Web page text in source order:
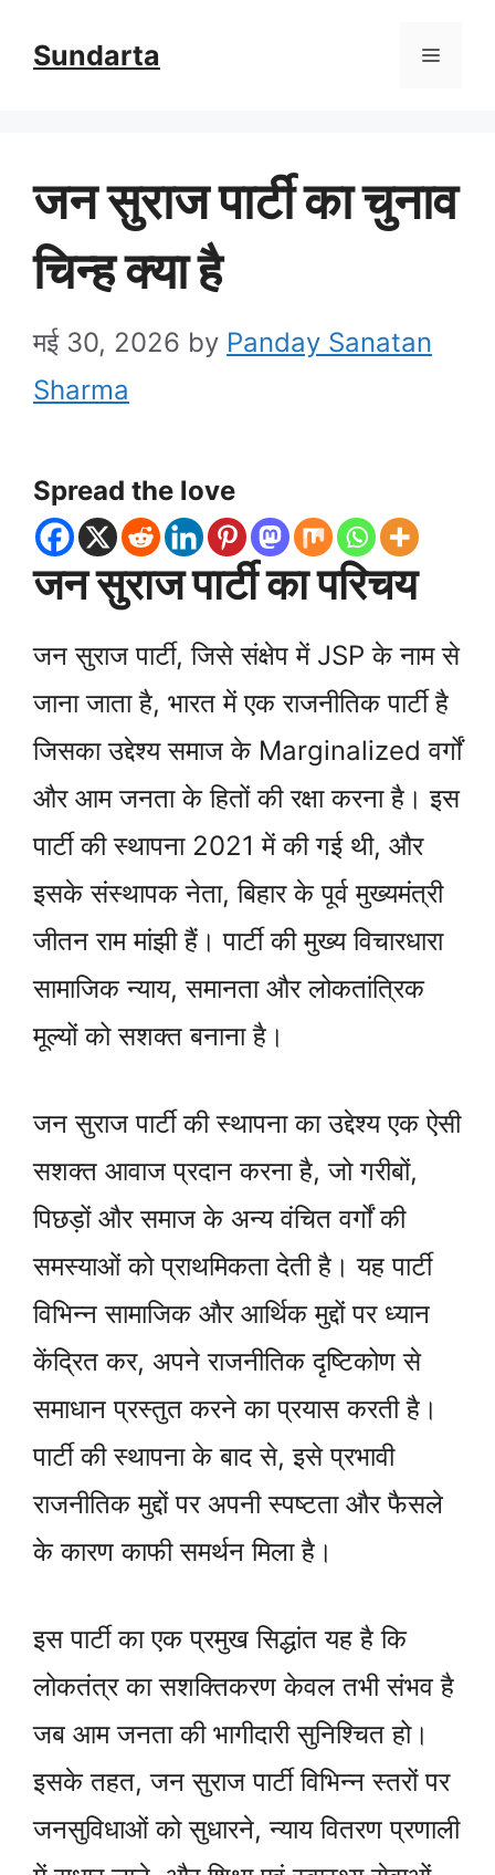
Sundarta Menu
जन सुराज पार्टी का चुनाव
चिन्ह क्या है
मई 30, 2026 by Panday Sanatan
Sharma
Spread the love
जन सुराज पार्टी का परिचय
जन सुराज पार्टी, जिसे संक्षेप में JSP के नाम से
जाना जाता है, भारत में एक राजनीतिक पार्टी है
जिसका उद्देश्य समाज के Marginalized वर्गों
और आम जनता के हितों की रक्षा करना है। इस
पार्टी की स्थापना 2021 में की गई थी, और
इसके संस्थापक नेता, बिहार के पूर्व मुख्यमंत्री
जीतन राम मांझी हैं। पार्टी की मुख्य विचारधारा
सामाजिक न्याय, समानता और लोकतांत्रिक
मूल्यों को सशक्त बनाना है।
जन सुराज पार्टी की स्थापना का उद्देश्य एक ऐसी
सशक्त आवाज प्रदान करना है, जो गरीबों,
पिछड़ों और समाज के अन्य वंचित वर्गों की
समस्याओं को प्राथमिकता देती है। यह पार्टी
विभिन्न सामाजिक और आर्थिक मुद्दों पर ध्यान
केंद्रित कर, अपने राजनीतिक दृष्टिकोण से
समाधान प्रस्तुत करने का प्रयास करती है।
पार्टी की स्थापना के बाद से, इसे प्रभावी
राजनीतिक मुद्दों पर अपनी स्पष्टता और फैसले
के कारण काफी समर्थन मिला है।
इस पार्टी का एक प्रमुख सिद्धांत यह है कि
लोकतंत्र का सशक्तिकरण केवल तभी संभव है
जब आम जनता की भागीदारी सुनिश्चित हो।
इसके तहत, जन सुराज पार्टी विभिन्न स्तरों पर
जनसुविधाओं को सुधारने, न्याय वितरण प्रणाली